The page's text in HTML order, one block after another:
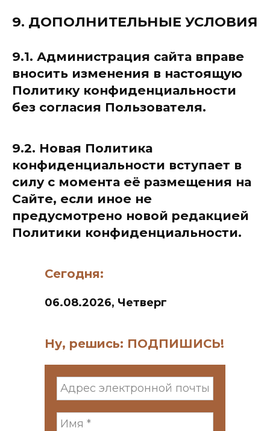
9. ДОПОЛНИТЕЛЬНЫЕ УСЛОВИЯ
9.1. Администрация сайта вправе
вносить изменения в настоящую
Политику конфиденциальности
без согласия Пользователя.
9.2. Новая Политика
конфиденциальности вступает в
силу с момента её размещения на
Сайте, если иное не
предусмотрено новой редакцией
Политики конфиденциальности.
Сегодня:
06.08.2026, Четверг
Ну, решись: ПОДПИШИСЬ!